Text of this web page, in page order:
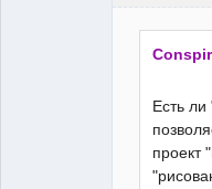
Есть
проект